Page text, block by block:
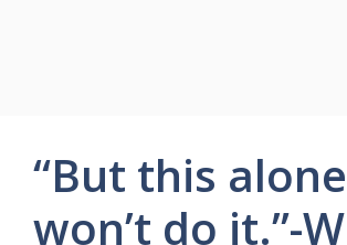
“But this alone
won’t do it.”-